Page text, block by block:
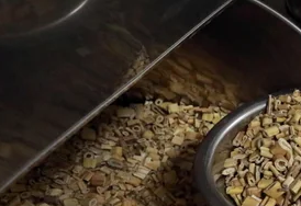
verlag
veranstaltungen
shop
fragen & hilfe